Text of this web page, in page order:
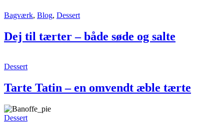
Dej
tærter
–
og
Bagværk, Blog, Dessert
Dej til tærter – både søde og salte
Tarte
–
en
æble
tærte
Dessert
Tarte Tatin – en omvendt æble tærte
Banoffee
Dessert